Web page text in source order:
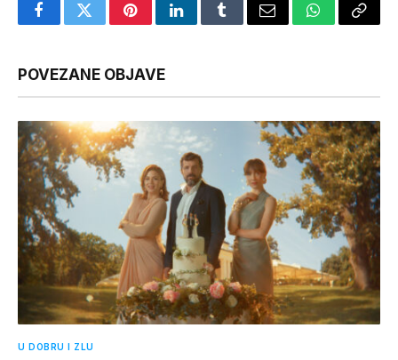
FacebookTwitterPinterestLinkedInTumblrEmail WhatsApp
Copy
POVEZANE OBJAVE
U DOBRU I ZLU